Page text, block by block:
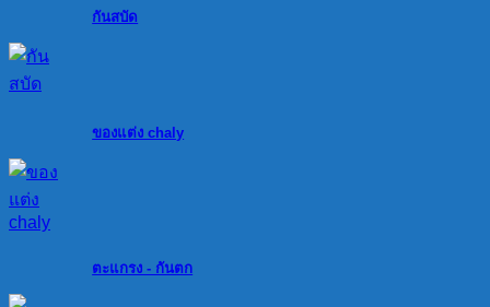
กันสบัด
ของแต่ง chaly
ตะแกรง - กันตก